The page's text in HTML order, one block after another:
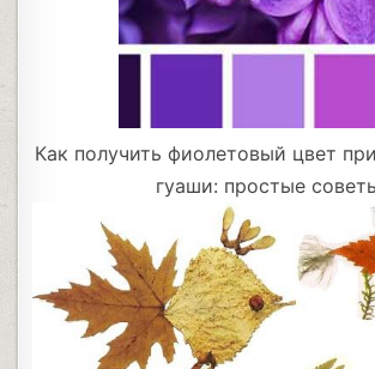
Как получить фиолетовый цвет
гуаши: простые